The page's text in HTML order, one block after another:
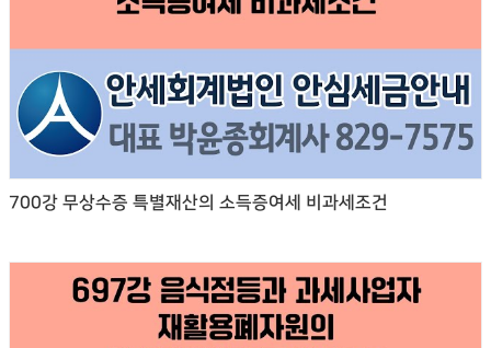
700강 무상수증 특별재산의 소득증여세 비과세조건